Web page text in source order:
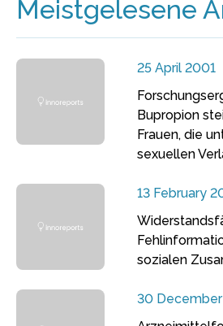
Meistgelesene
25 April 2001
Bupropion
Frauen, die
sexuellen
13 February
sozialen
30